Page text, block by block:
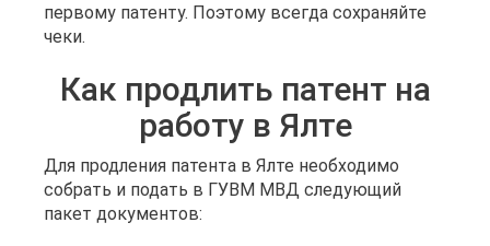
первому патенту. Поэтому всегда сохраняйте
чеки.
Как продлить патент на
работу в Ялте
Для продления патента в Ялте необходимо
собрать и подать в ГУВМ МВД следующий
пакет документов: